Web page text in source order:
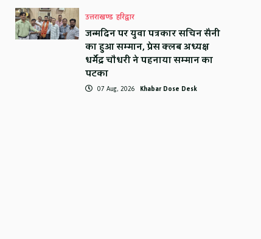
उत्तराखण्ड हरिद्वार
जन्मदिन पर युवा पत्रकार सचिन सैनी
का हुआ सम्मान, प्रेस क्लब अध्यक्ष
धर्मेंद्र चौधरी ने पहनाया सम्मान का
पटका
07 Aug, 2026 Khabar Dose Desk